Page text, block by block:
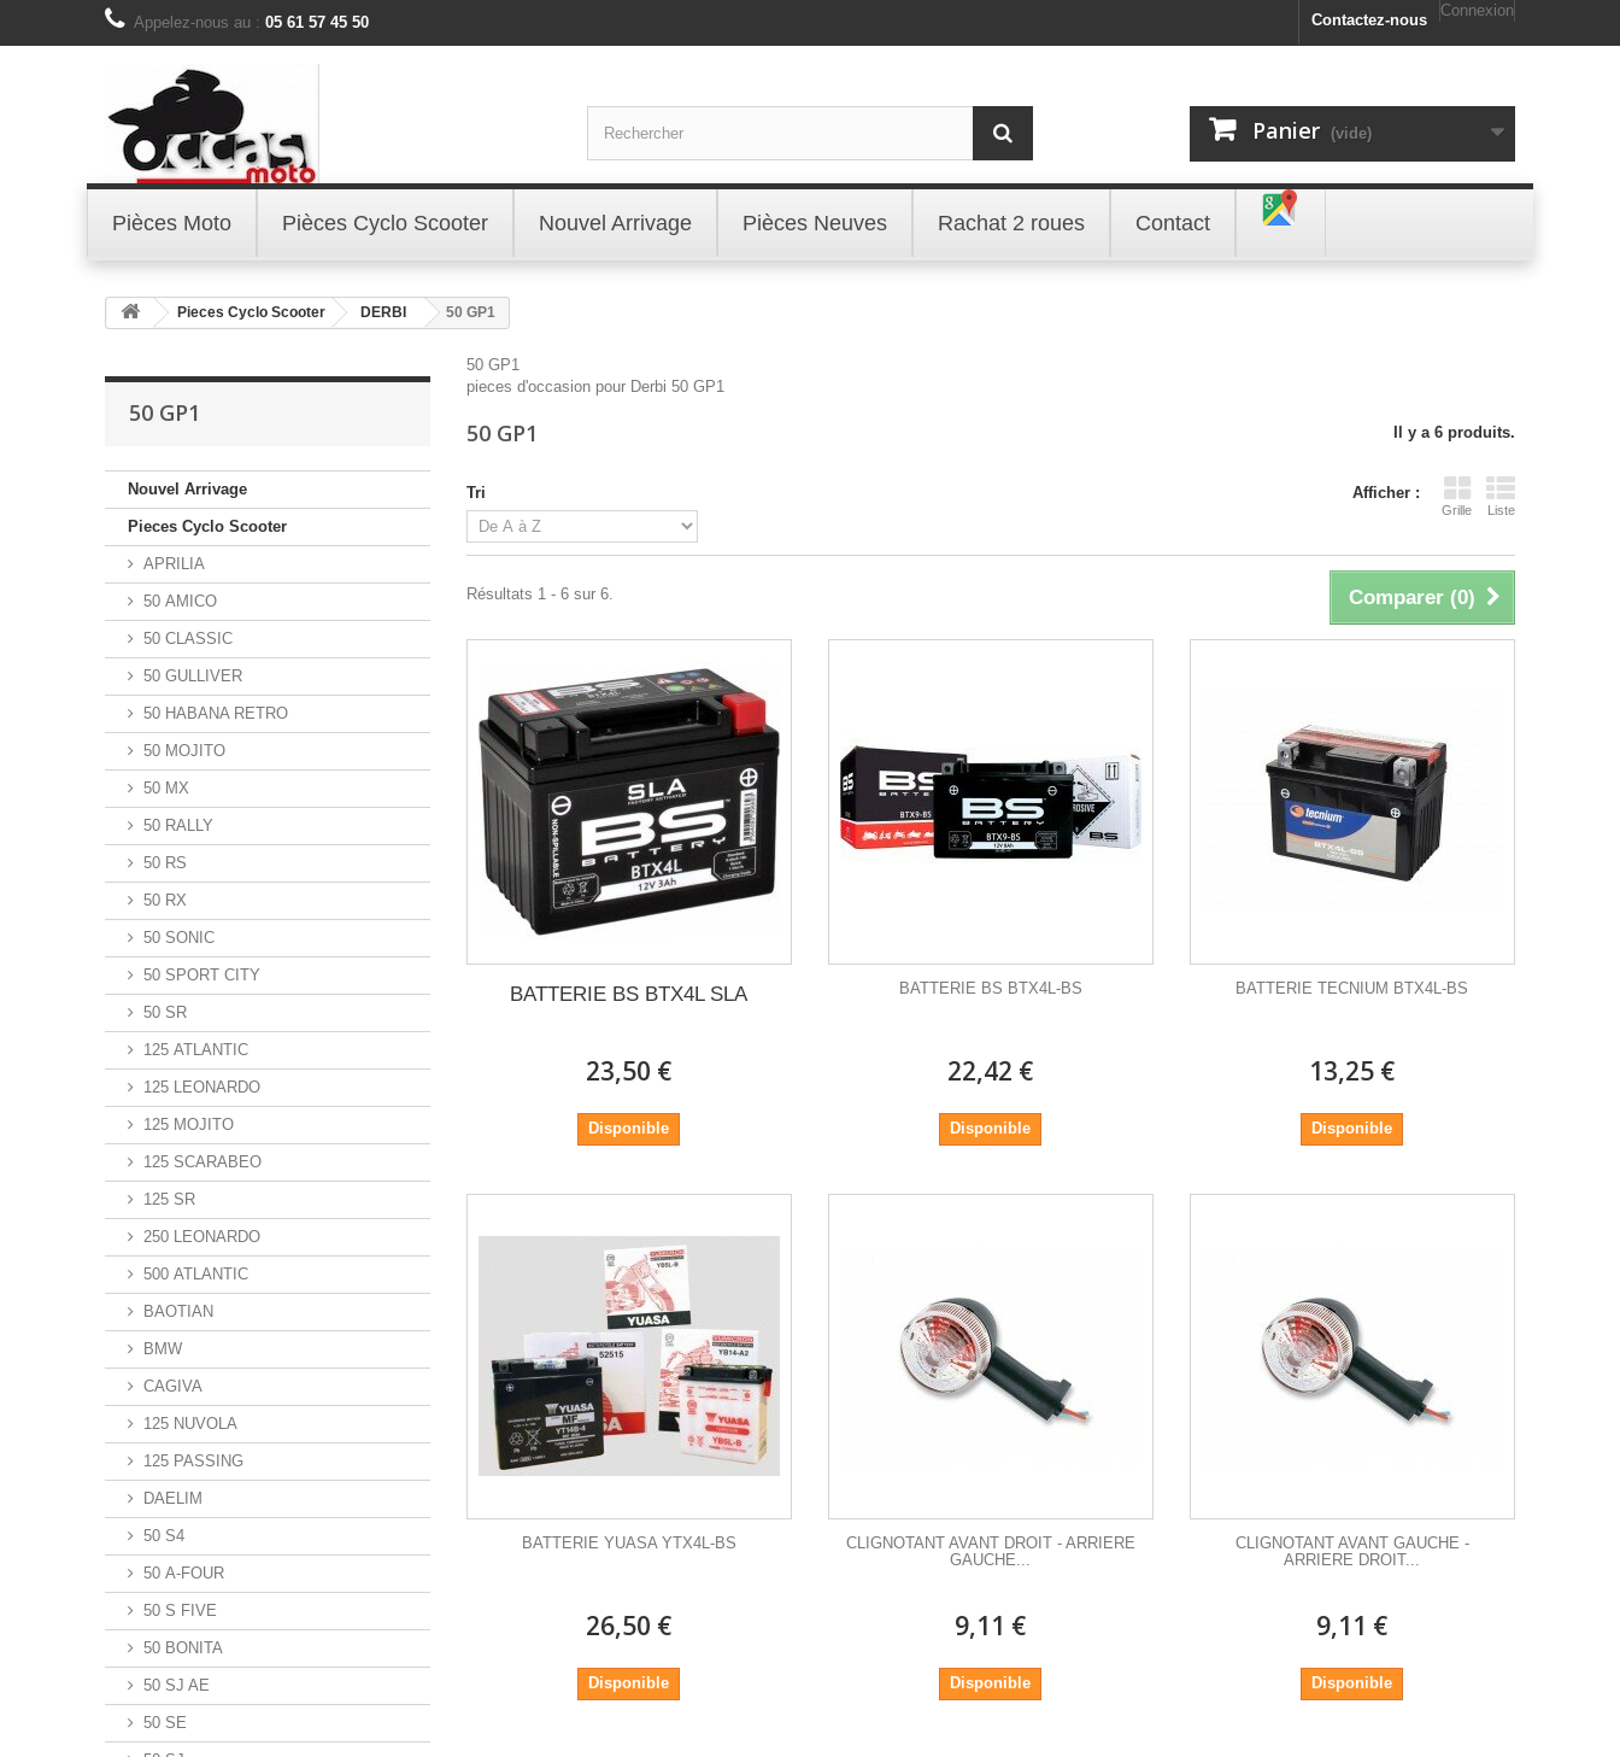
Connexion
Contactez-nous
Appelez-nous au : 05 61 57 45 50
Panier (vide)
Pièces Moto Pièces Cyclo Scooter Nouvel Arrivage Pièces Neuves Rachat 2 roues Contact
Pieces Cyclo Scooter DERBI 50 GP1
50 GP1
Nouvel Arrivage
Pieces Cyclo Scooter
APRILIA
50 AMICO
50 CLASSIC
50 GULLIVER
50 HABANA RETRO
50 MOJITO
50 MX
50 RALLY
50 RS
50 RX
50 SONIC
50 SPORT CITY
50 SR
125 ATLANTIC
125 LEONARDO
125 MOJITO
125 SCARABEO
125 SR
250 LEONARDO
500 ATLANTIC
BAOTIAN
BMW
CAGIVA
125 NUVOLA
125 PASSING
DAELIM
50 S4
50 A-FOUR
50 S FIVE
50 BONITA
50 SJ AE
50 SE
50 GP1
pieces d'occasion pour Derbi 50 GP1
50 GP1 Il y a 6 produits.
Afficher :
Grille Liste
Tri
Comparer (0)
Résultats 1 - 6 sur 6.
BATTERIE BS BTX4L SLA
23,50 €
Disponible
BATTERIE BS BTX4L-BS
22,42 €
Disponible
BATTERIE TECNIUM BTX4L-BS
13,25 €
Disponible
BATTERIE YUASA YTX4L-BS
26,50 €
Disponible
CLIGNOTANT AVANT DROIT - ARRIERE
GAUCHE...
9,11 €
Disponible
CLIGNOTANT AVANT GAUCHE -
ARRIERE DROIT...
9,11 €
Disponible